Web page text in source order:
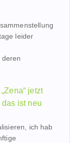
leider
jetzt
ist neu
ich hab